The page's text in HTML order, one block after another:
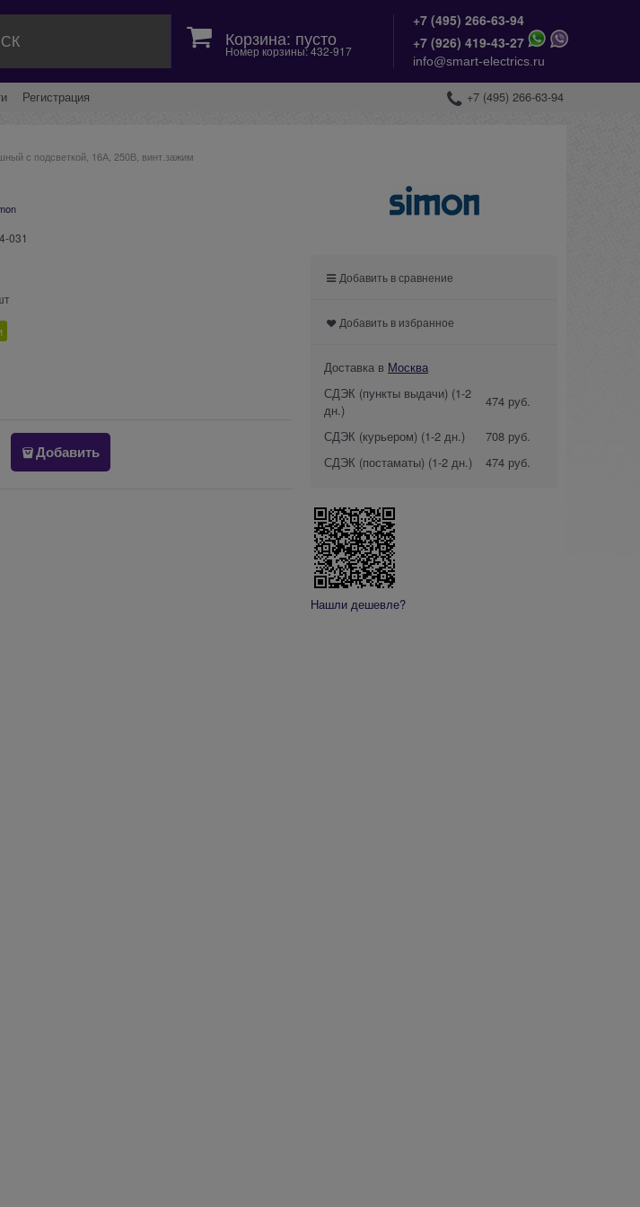
Корзина: пусто
Номер корзины: 432-917
+7 (495) 266-63-94
+7 (926) 419-43-27
info@smart-electrics.ru
Регистрация +7 (495) 266-63-94
с подсветкой, 16А, 250В, винт.зажим
031
Добавить
Добавить в сравнение
Добавить в избранное
Доставка в Москва
СДЭК (пункты выдачи) (1-2
дн.)
474 руб.
СДЭК (курьером) (1-2 дн.)
708 руб.
СДЭК (постаматы) (1-2 дн.) 474 руб.
Нашли дешевле?